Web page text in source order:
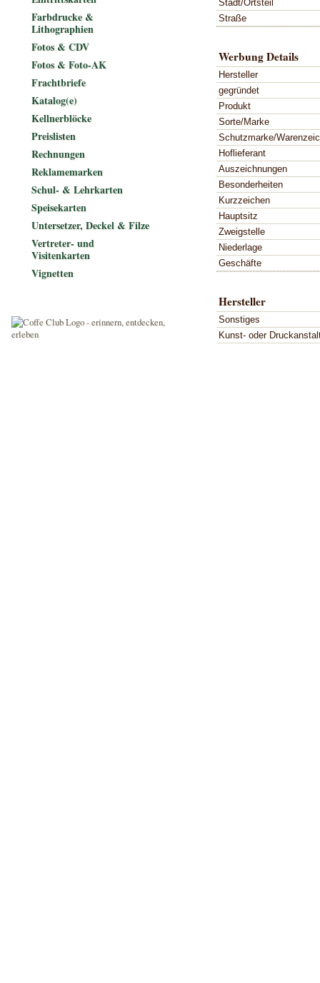
Stadt/Ortsteil
Straße
Werbung Details
Hersteller
gegründet
Produkt
Sorte/Marke
Schutzmarke/
Hoflieferant
Auszeichnungen
Besonderheiten
Kurzzeichen
Hauptsitz
Zweigstelle
Niederlage
Geschäfte
Hersteller
Sonstiges
Kunst- oder
Farbdrucke &
Lithographien
Fotos & CDV
Fotos & Foto-AK
Frachtbriefe
Katalog(e)
Kellnerblöcke
Preislisten
Rechnungen
Reklamemarken
Schul- & Lehrkarten
Speisekarten
Untersetzer, Deckel & Filze
Vertreter- und
Visitenkarten
Vignetten